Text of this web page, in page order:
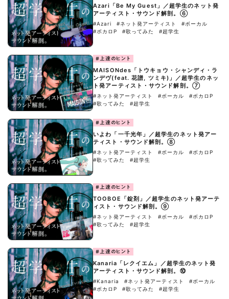
Azari「Be My Guest」／超学生のネット発
アーティスト・サウンド解剖。⑥
#Azari #ネット発アーティスト
#ボーカル
#ボカロP
#歌ってみた #超学生
#上達のヒント
MAISONdes「トウキョウ・シャンディ・ラ
ンデヴ(feat. 花譜, ツミキ)」／超学生のネッ
ト発アーティスト・サウンド解剖。⑦
#ネット発アーティスト #ボーカル
#ボカロP
#歌ってみた
#超学生
#上達のヒント
いよわ「一千光年」／超学生のネット発アー
ティスト・サウンド解剖。⑧
#ネット発アーティスト #ボーカル
#ボカロP
#歌ってみた
#超学生
#上達のヒント
TOOBOE「錠剤」／超学生のネット発アーテ
ィスト・サウンド解剖。⑨
#ネット発アーティスト #ボーカル
#ボカロP
#歌ってみた
#超学生
#上達のヒント
Kanaria「レクイエム」／超学生のネット発
アーティスト・サウンド解剖。⑩
#Kanaria #ネット発アーティスト
#ボーカル
#ボカロP
#歌ってみた #超学生